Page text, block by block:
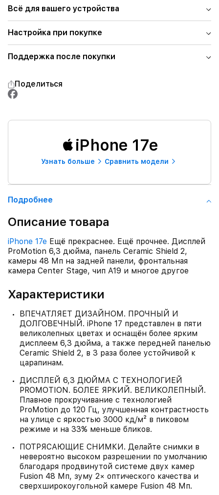
Всё для вашего устройства
Настройка при покупке
Поддержка после покупки
Поделиться
iPhone 17e
Узнать больше Сравнить модели
Подробнее
Описание товара
iPhone 17e Ещё прекраснее. Ещё прочнее. Дисплей
ProMotion 6,3 дюйма, панель Ceramic Shield 2,
камеры 48 Мп на задней панели, фронтальная
камера Center Stage, чип A19 и многое другое
Характеристики
ВПЕЧАТЛЯЕТ ДИЗАЙНОМ. ПРОЧНЫЙ И
ДОЛГОВЕЧНЫЙ. iPhone 17 представлен в пяти
великолепных цветах и оснащён более ярким
дисплеем 6,3 дюйма, а также передней панелью
Ceramic Shield 2, в 3 раза более устойчивой к
царапинам.
ДИСПЛЕЙ 6,3 ДЮЙМА С ТЕХНОЛОГИЕЙ
PROMOTION. БОЛЕЕ ЯРКИЙ. ВЕЛИКОЛЕПНЫЙ.
Плавное прокручивание с технологией
ProMotion до 120 Гц, улучшенная контрастность
на улице с яркостью 3000 кд/м² в пиковом
режиме и на 33% меньше бликов.
ПОТРЯСАЮЩИЕ СНИМКИ. Делайте снимки в
невероятно высоком разрешении по умолчанию
благодаря продвинутой системе двух камер
Fusion 48 Мп, зуму 2× оптического качества и
сверхширокоугольной камере Fusion 48 Мп.